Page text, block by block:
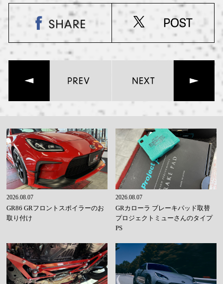
2026.08.07
GR86 GRフロントスポイラーのお
取り付け
2026.08.07
GRカローラ ブレーキパッド取替
プロジェクトミューさんのタイプ
PS